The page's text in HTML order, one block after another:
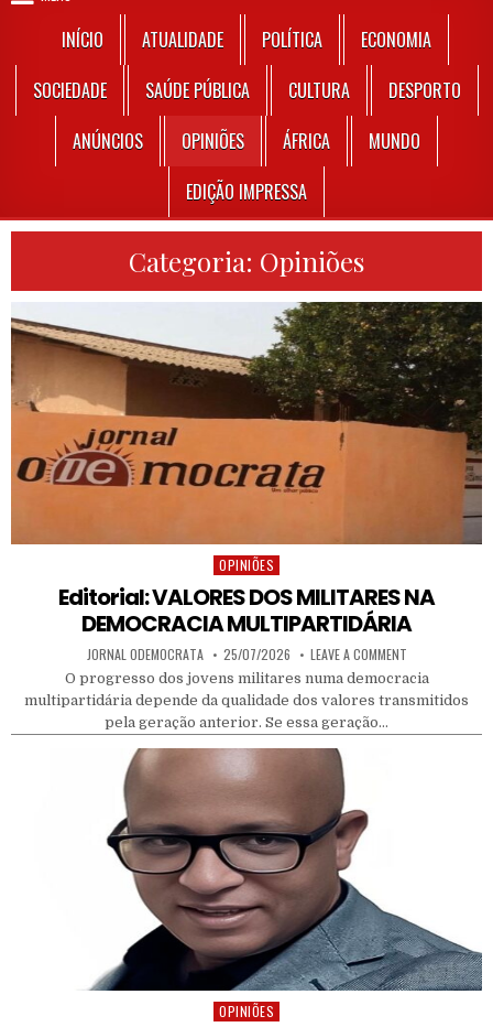
INÍCIO ATUALIDADE POLÍTICA
ECONOMIA
SOCIEDADE
SAÚDE PÚBLICA CULTURA
DESPORTO
ANÚNCIOS
OPINIÕES ÁFRICA
MUNDO
EDIÇÃO IMPRESSA
Categoria: Opiniões
Posted in
OPINIÕES
Editorial: VALORES DOS MILITARES NA
DEMOCRACIA MULTIPARTIDÁRIA
AUTHOR:
JORNAL ODEMOCRATA PUBLISHED DATE:
25/07/2026 LEAVE A COMMENTON EDITORIAL:
O progresso dos jovens militares numa democracia
multipartidária depende da qualidade dos valores transmitidos
pela geração anterior. Se essa geração…
Posted in
OPINIÕES